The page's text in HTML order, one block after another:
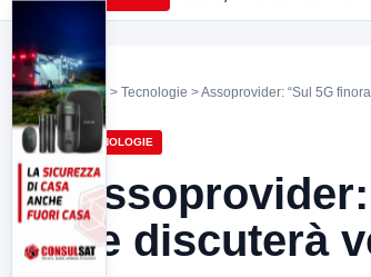
Home > Tecnologie > Assoprovider: “Sul 5G
TECNOLOGIE
ne discuterà